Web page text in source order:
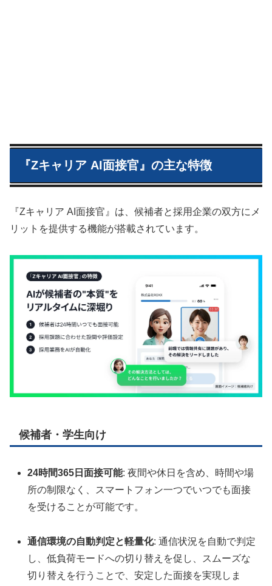
『Zキャリア AI面接官』の主な特徴
『Zキャリア AI面接官』は、候補者と採用企業の双方にメ
リットを提供する機能が搭載されています。
候補者・学生向け
24時間365日面接可能: 夜間や休日を含め、時間や場
所の制限なく、スマートフォン一つでいつでも面接
を受けることが可能です。
通信環境の自動判定と軽量化: 通信状況を自動で判定
し、低負荷モードへの切り替えを促し、スムーズな
切り替えを行うことで、安定した面接を実現しま